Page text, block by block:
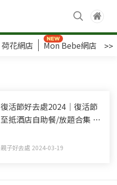
荷花網店 Mon Bebe網店 >>
復活節好去處2024｜復活節
至抵酒店自助餐/放題合集 任
親子好去處 2024-03-19